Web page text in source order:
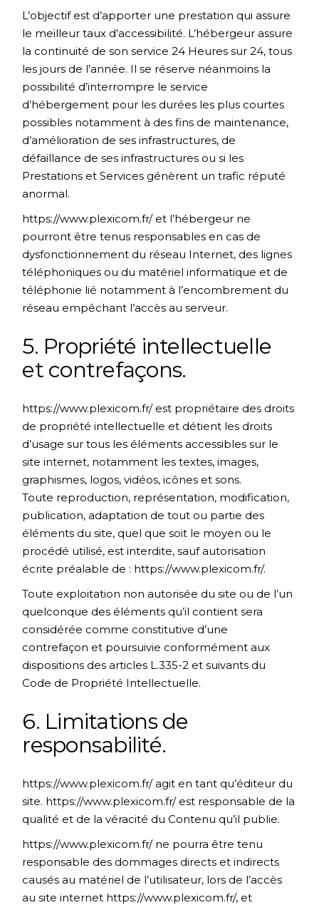
L’objectif est d’apporter une prestation qui assure
le meilleur taux d’accessibilité. L’hébergeur assure
la continuité de son service 24 Heures sur 24, tous
les jours de l’année. Il se réserve néanmoins la
possibilité d’interrompre le service
d’hébergement pour les durées les plus courtes
possibles notamment à des fins de maintenance,
d’amélioration de ses infrastructures, de
défaillance de ses infrastructures ou si les
Prestations et Services génèrent un trafic réputé
anormal.
https://www.plexicom.fr/et l’hébergeur ne
pourront être tenus responsables en cas de
dysfonctionnement du réseau Internet, des lignes
téléphoniques ou du matériel informatique et de
téléphonie lié notamment à l’encombrement du
réseau empêchant l’accès au serveur.
5. Propriété intellectuelle
et contrefaçons.
https://www.plexicom.fr/est propriétaire des droits
de propriété intellectuelle et détient les droits
d’usage sur tous les éléments accessibles sur le
site internet, notamment les textes, images,
graphismes, logos, vidéos, icônes et sons.
Toute reproduction, représentation, modification,
publication, adaptation de tout ou partie des
éléments du site, quel que soit le moyen ou le
procédé utilisé, est interdite, sauf autorisation
écrite préalable de : https://www.plexicom.fr/.
Toute exploitation non autorisée du site ou de l’un
quelconque des éléments qu’il contient sera
considérée comme constitutive d’une
contrefaçon et poursuivie conformément aux
dispositions des articles L.335-2 et suivants du
Code de Propriété Intellectuelle.
6. Limitations de
responsabilité.
https://www.plexicom.fr/agit en tant qu’éditeur du
site. https://www.plexicom.fr/est responsable de la
qualité et de la véracité du Contenu qu’il publie.
https://www.plexicom.fr/ne pourra être tenu
responsable des dommages directs et indirects
causés au matériel de l’utilisateur, lors de l’accès
au site internet https://www.plexicom.fr/, et